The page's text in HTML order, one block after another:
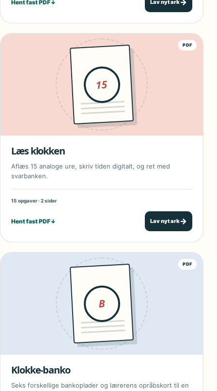
Hent fast PDF↓ Lav nyt ark→
PDF
15
Læs klokken
Aflæs 15 analoge ure, skriv tiden digitalt, og ret med
svarbanken.
15 opgaver · 2 sider
Hent fast PDF↓ Lav nyt ark→
PDF
B
Klokke-banko
Seks forskellige bankoplader og lærerens opråbskort til en